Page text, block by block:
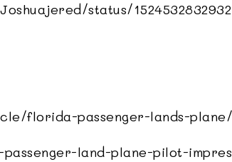
status/
florida-passenger-lands-plane/
land-plane-pilot-